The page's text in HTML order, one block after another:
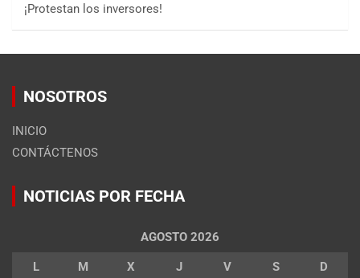
¡Protestan los inversores!
NOSOTROS
INICIO
CONTÁCTENOS
NOTICIAS POR FECHA
AGOSTO 2026
L M X J V S D